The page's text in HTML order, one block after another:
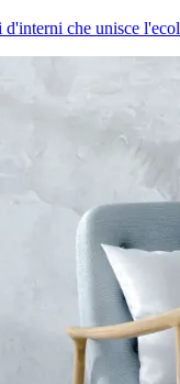
che unisce